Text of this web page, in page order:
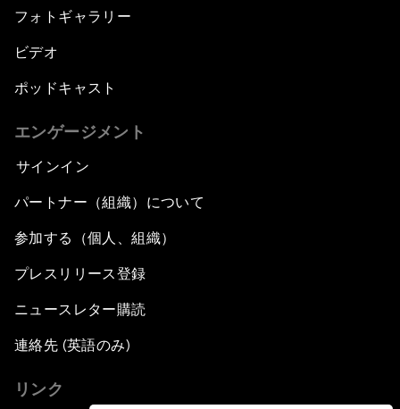
フォトギャラリー
ビデオ
ポッドキャスト
エンゲージメント
サインイン
パートナー（組織）について
参加する（個人、組織）
プレスリリース登録
ニュースレター購読
連絡先 (英語のみ)
リンク